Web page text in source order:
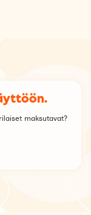
maksutavat?